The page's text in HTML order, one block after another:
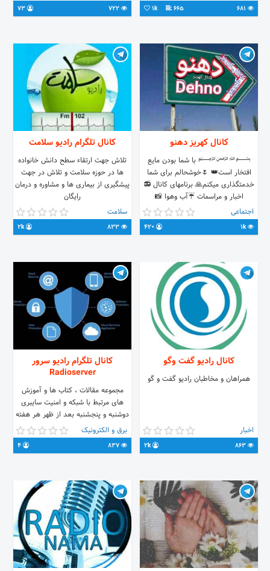
665
1k
کانال کهریز دهنو
﷽ با شما بودن مایع
افتخار است👑 🌷خوشحالم برای شما
خدمتگذاری میکنم🙏 برنامهای کانال 📻
اخبار و مراسمات ☔آب وهوا 📸
تصاویرنوستالژی 📽کلیپهای عروسی آنچه
لیاقتش را دارید چونکه بهترینید💝 همه
و همه در👇☟👇 کانال کهریز_دهنو(علی
اجتماعی
1k
کانال تلگرام رادیو سلامت
تلاش جهت ارتقاء سطح دانش خانواده
ها در حوزه سلامت و تلاش در جهت
پیشگیری از بیماری ها و مشاوره و درمان
رایگان
سلامت
2k
کانال رادیو گفت وگو
همراهان و مخاطبان رادیو گفت و گو
اخبار
2k
کانال تلگرام رادیو سرور
Radioserver
مجموعه مقالات ، کتاب ها و آموزش
های مرتبط با شبکه و امنیت سایبری
دوشنبه و پنجشنبه بعد از ظهر هر هفته
یک پادکست : آموزش ، مصاحبه سردبیر
: بهروز مظاهری تماس با سردبیر :
net_man96
برق و الکترونیک